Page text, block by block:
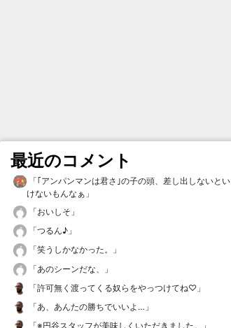
最近のコメント
「｢アンパンマンは君さ｣の子の頭、差し出しないとい
けないもんなぁ 」
「おいしそ 」
「つるん♪ 」
「笑うしかなかった。
」
「あのシーンだな、
」
「許可無く渡ってくる奴らをやっつけてね♡ 」
「あ、あんたの勝ちでいいよ… 」
「※円谷スタッフが美味しくいただきました。
」